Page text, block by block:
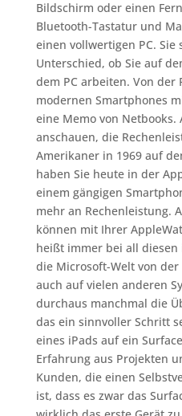
Bildschirm oder einen
Bluetooth-Tastatur und
einen vollwertigen PC. Sie
Unterschied, ob Sie auf
dem PC arbeiten. Von der
modernen Smartphones
eine Memo von Netbooks.
anschauen, die
Amerikaner in 1969 auf
haben Sie heute in der
einem gängigen
mehr an Rechenleistung.
können mit Ihrer
heißt immer bei all
die Microsoft-Welt von
auch auf vielen anderen
durchaus manchmal die
das ein sinnvoller Schritt
eines iPads auf ein
Erfahrung aus Projekten
Kunden, die einen
ist, dass es zwar das